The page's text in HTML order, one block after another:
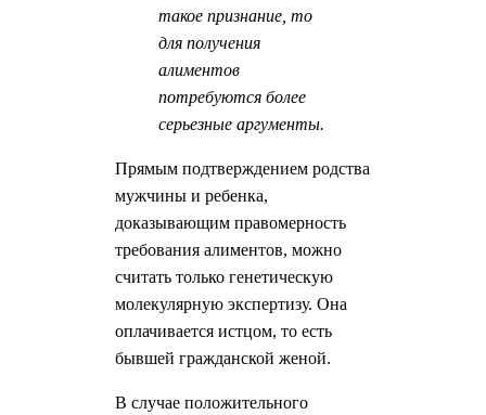
такое признание, то
для получения
алиментов
потребуются более
серьезные аргументы.
Прямым подтверждением родства
мужчины и ребенка,
доказывающим правомерность
требования алиментов, можно
считать только генетическую
молекулярную экспертизу. Она
оплачивается истцом, то есть
бывшей гражданской женой.
В случае положительного